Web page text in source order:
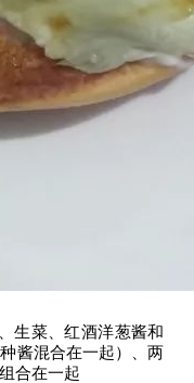
生菜、红酒洋葱酱和
酱混合在一起）、两
合在一起